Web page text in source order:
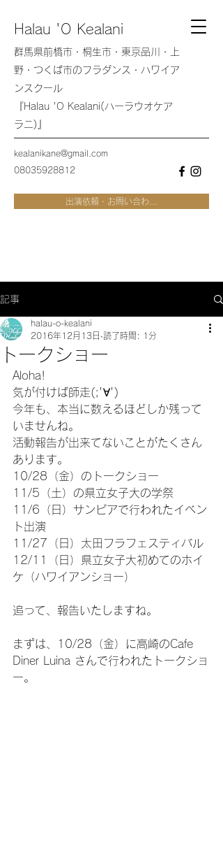
Halau 'O Kealani
群馬県前橋市・桐生市・東京品川・上
野・つくば市のフラダンス・ハワイア
ンスクール
『Halau 'O Kealani(ハーラウオケア
ラニ)』
kealanikane@gmail.com
08035928812
出演依頼・お問い合わ...
記事
トークショー
halau-o-kealani
2016年12月13日 読了時間: 1分
Aloha!
気が付けば師走(;'∀')
今年も、本当に数えるほどしか残って
いませんね。
活動報告が出来てないことがたくさん
あります。
10/28（金）のトークショー
11/5（土）の県立女子大の学祭
11/6（日）サンピアで行われたイベン
ト出演
11/27（日）太田フラフェスティバル
12/11（日）県立女子大初めてのホイ
ケ（ハワイアンショー）
追って、報告いたしますね。
まずは、10/28（金）に高崎のCafe
Diner Luina さんで行われたトークショ
ー。